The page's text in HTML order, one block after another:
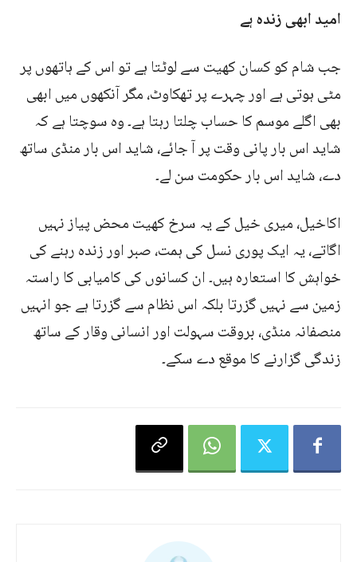
امید ابھی زندہ ہے
جب شام کو کسان کھیت سے لوٹتا ہے تو اس کے ہاتھوں پر
مٹی ہوتی ہے اور چہرے پر تھکاوٹ، مگر آنکھوں میں ابھی
بھی اگلے موسم کا حساب چلتا رہتا ہے۔ وہ سوچتا ہے کہ
شاید اس بار پانی وقت پر آ جائے، شاید اس بار منڈی ساتھ
دے، شاید اس بار حکومت سن لے۔
اکاخیل، میری خیل کے یہ سرخ کھیت محض پیاز نہیں
اگاتے، یہ ایک پوری نسل کی ہمت، صبر اور زندہ رہنے کی
خواہش کا استعارہ ہیں۔ ان کسانوں کی کامیابی کا راستہ
زمین سے نہیں گزرتا بلکہ اس نظام سے گزرتا ہے جو انہیں
منصفانہ منڈی، بروقت سہولت اور انسانی وقار کے ساتھ
زندگی گزارنے کا موقع دے سکے۔